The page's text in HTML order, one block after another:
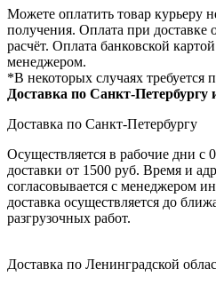
Можете оплатить товар курьеру
получения. Оплата при доставке
расчёт. Оплата банковской
менеджером.
*В некоторых случаях требуется
Доставка по Санкт-Петербургу
Доставка по Санкт-Петербургу
Осуществляется в рабочие дни с
доставки от 1500 руб. Время и
согласовывается с менеджером
доставка осуществляется до
разгрузочных работ.
Доставка по Ленинградской